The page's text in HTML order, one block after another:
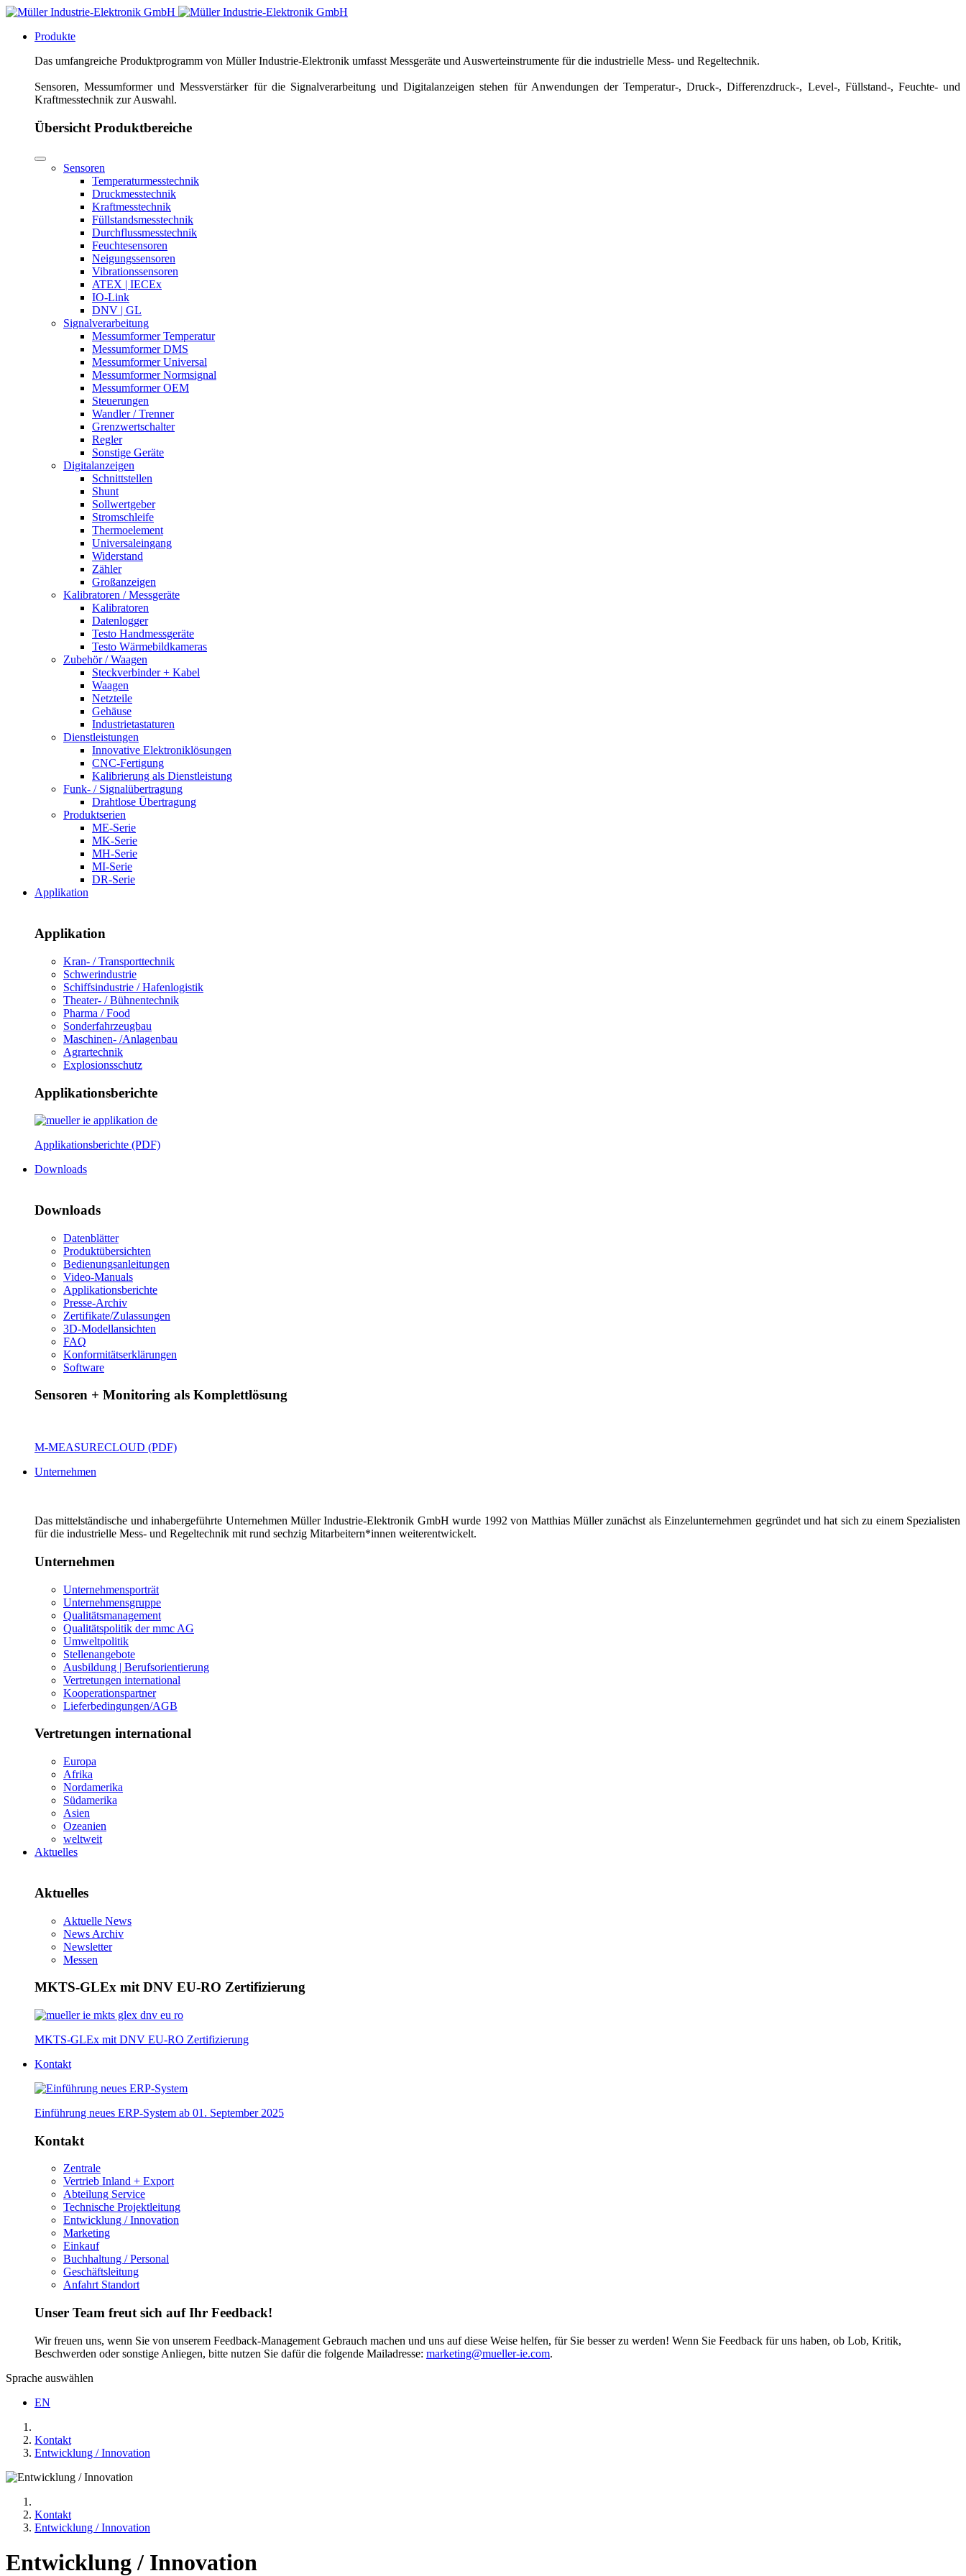
Produkte
Das umfangreiche Produktprogramm von Müller Industrie-Elektronik umfasst Messgeräte und Auswerteinstrumente für die industrielle Mess- und Regeltechnik.
Sensoren, Messumformer und Messverstärker für die Signalverarbeitung und Digitalanzeigen stehen für Anwendungen der Temperatur-, Druck-, Differenzdruck-, Level-, Füllstand-, Feuchte- und
Kraftmesstechnik zur Auswahl.
Übersicht Produktbereiche
Sensoren
Temperaturmesstechnik
Druckmesstechnik
Kraftmesstechnik
Füllstandsmesstechnik
Durchflussmesstechnik
Feuchtesensoren
Neigungssensoren
Vibrationssensoren
ATEX | IECEx
IO-Link
DNV | GL
Signalverarbeitung
Messumformer Temperatur
Messumformer DMS
Messumformer Universal
Messumformer Normsignal
Messumformer OEM
Steuerungen
Wandler / Trenner
Grenzwertschalter
Regler
Sonstige Geräte
Digitalanzeigen
Schnittstellen
Shunt
Sollwertgeber
Stromschleife
Thermoelement
Universaleingang
Widerstand
Zähler
Großanzeigen
Kalibratoren / Messgeräte
Kalibratoren
Datenlogger
Testo Handmessgeräte
Testo Wärmebildkameras
Zubehör / Waagen
Steckverbinder + Kabel
Waagen
Netzteile
Gehäuse
Industrietastaturen
Dienstleistungen
Innovative Elektroniklösungen
CNC-Fertigung
Kalibrierung als Dienstleistung
Funk- / Signalübertragung
Drahtlose Übertragung
Produktserien
ME-Serie
MK-Serie
MH-Serie
MI-Serie
DR-Serie
Applikation
Applikation
Kran- / Transporttechnik
Schwerindustrie
Schiffsindustrie / Hafenlogistik
Theater- / Bühnentechnik
Pharma / Food
Sonderfahrzeugbau
Maschinen- /Anlagenbau
Agrartechnik
Explosionsschutz
Applikationsberichte
Applikationsberichte (PDF)
Downloads
Downloads
Datenblätter
Produktübersichten
Bedienungsanleitungen
Video-Manuals
Applikationsberichte
Presse-Archiv
Zertifikate/Zulassungen
3D-Modellansichten
FAQ
Konformitätserklärungen
Software
Sensoren + Monitoring als Komplettlösung
M-MEASURECLOUD (PDF)
Unternehmen
Das mittelständische und inhabergeführte Unternehmen Müller Industrie-Elektronik GmbH wurde 1992 von Matthias Müller zunächst als Einzelunternehmen gegründet und hat sich zu einem Spezialisten
für die industrielle Mess- und Regeltechnik mit rund sechzig Mitarbeitern*innen weiterentwickelt.
Unternehmen
Unternehmensporträt
Unternehmensgruppe
Qualitätsmanagement
Qualitätspolitik der mmc AG
Umweltpolitik
Stellenangebote
Ausbildung | Berufsorientierung
Vertretungen international
Kooperationspartner
Lieferbedingungen/AGB
Vertretungen international
Europa
Afrika
Nordamerika
Südamerika
Asien
Ozeanien
weltweit
Aktuelles
Aktuelles
Aktuelle News
News Archiv
Newsletter
Messen
MKTS-GLEx mit DNV EU-RO Zertifizierung
MKTS-GLEx mit DNV EU-RO Zertifizierung
Kontakt
Einführung neues ERP-System ab 01. September 2025
Kontakt
Zentrale
Vertrieb Inland + Export
Abteilung Service
Technische Projektleitung
Entwicklung / Innovation
Marketing
Einkauf
Buchhaltung / Personal
Geschäftsleitung
Anfahrt Standort
Unser Team freut sich auf Ihr Feedback!
Wir freuen uns, wenn Sie von unserem Feedback-Management Gebrauch machen und uns auf diese Weise helfen, für Sie besser zu werden! Wenn Sie Feedback für uns haben, ob Lob, Kritik,
Beschwerden oder sonstige Anliegen, bitte nutzen Sie dafür die folgende Mailadresse: marketing@mueller-ie.com.
Sprache auswählen
EN
Kontakt
Entwicklung / Innovation
Kontakt
Entwicklung / Innovation
Entwicklung / Innovation